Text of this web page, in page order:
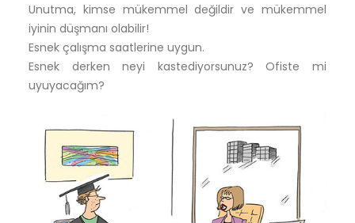
Unutma, kimse mükemmel değildir ve mükemmel
iyinin düşmanı olabilir!
Esnek çalışma saatlerine uygun.
Esnek derken neyi kastediyorsunuz? Ofiste mi
uyuyacağım?